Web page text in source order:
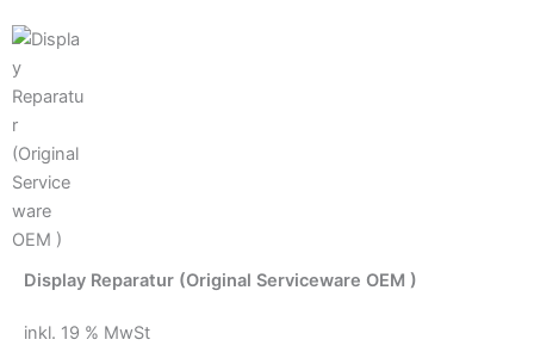
Display Reparatur (Original Serviceware OEM )
inkl. 19 % MwSt